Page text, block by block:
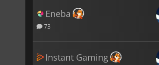
Eneba
73
Instant Gaming